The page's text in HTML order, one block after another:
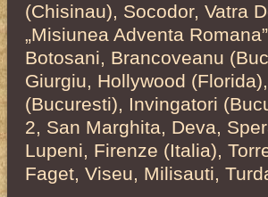
(Chisinau), Socodor, Vatra
„Misiunea Adventa
Botosani, Brancoveanu
Giurgiu, Hollywood
(Bucuresti), Invingatori
2, San Marghita, Deva,
Lupeni, Firenze (Italia),
Faget, Viseu, Milisauti,